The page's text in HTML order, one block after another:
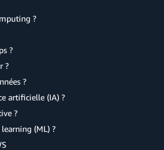
?
?
?
?
artificielle (IA) ?
?
(ML) ?